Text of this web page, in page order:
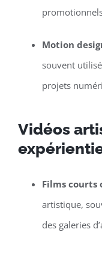
Motion
souvent
projets
Vidéos
Films courts
artistique,
des galeries